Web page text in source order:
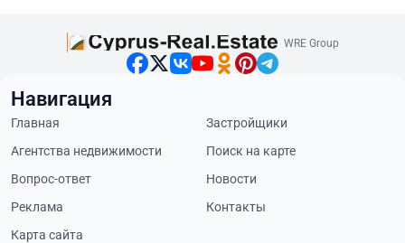
WRE Group
Навигация
Главная
Застройщики
Агентства недвижимости
Поиск на карте
Вопрос-ответ
Новости
Реклама
Контакты
Карта сайта